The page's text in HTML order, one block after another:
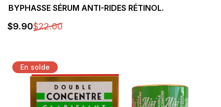
BYPHASSE SÉRUM ANTI-RIDES RÉTINOL.
$9.90$22.00
En solde